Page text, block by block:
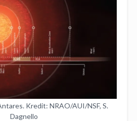
Kredit: NRAO/AUI/NSF, S.
Dagnello